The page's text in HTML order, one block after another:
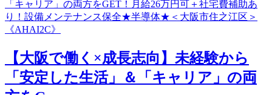
【大阪で働く×成長志向】未経験から
「安定した生活」＆「キャリア」の両